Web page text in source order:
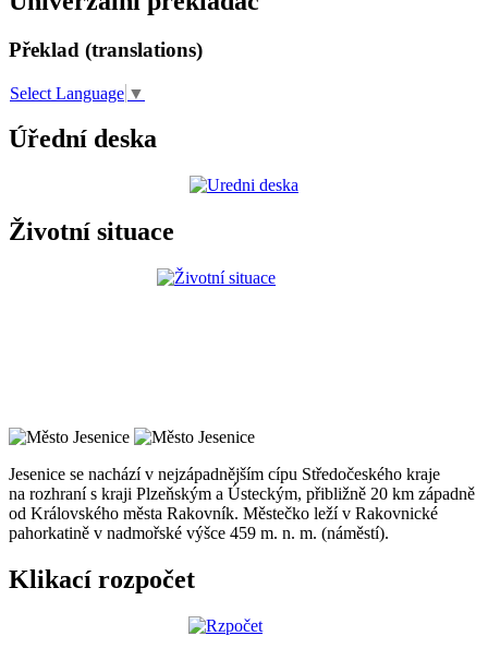
Překlad (translations)
Select Language ▼
Úřední deska
Životní situace
Jesenice se nachází v nejzápadnějším cípu Středočeského kraje
na rozhraní s kraji Plzeňským a Ústeckým, přibližně 20 km západně
od Královského města Rakovník. Městečko leží v Rakovnické
pahorkatině v nadmořské výšce 459 m. n. m. (náměstí).
Klikací rozpočet